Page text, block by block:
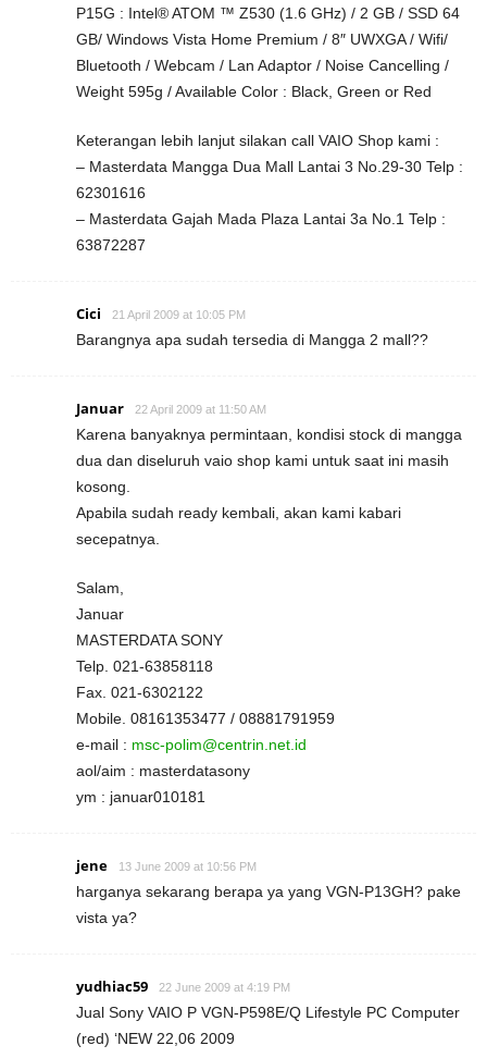
P15G : Intel® ATOM ™ Z530 (1.6 GHz) / 2 GB / SSD 64
GB/ Windows Vista Home Premium / 8″ UWXGA / Wifi/
Bluetooth / Webcam / Lan Adaptor / Noise Cancelling /
Weight 595g / Available Color : Black, Green or Red
Keterangan lebih lanjut silakan call VAIO Shop kami :
– Masterdata Mangga Dua Mall Lantai 3 No.29-30 Telp :
62301616
– Masterdata Gajah Mada Plaza Lantai 3a No.1 Telp :
63872287
Cici 21 April 2009 at 10:05 PM
Barangnya apa sudah tersedia di Mangga 2 mall??
Januar 22 April 2009 at 11:50 AM
Karena banyaknya permintaan, kondisi stock di mangga
dua dan diseluruh vaio shop kami untuk saat ini masih
kosong.
Apabila sudah ready kembali, akan kami kabari
secepatnya.
Salam,
Januar
MASTERDATA SONY
Telp. 021-63858118
Fax. 021-6302122
Mobile. 08161353477 / 08881791959
e-mail : msc-polim@centrin.net.id
aol/aim : masterdatasony
ym : januar010181
jene 13 June 2009 at 10:56 PM
harganya sekarang berapa ya yang VGN-P13GH? pake
vista ya?
yudhiac59 22 June 2009 at 4:19 PM
Jual Sony VAIO P VGN-P598E/Q Lifestyle PC Computer
(red) ‘NEW 22,06 2009